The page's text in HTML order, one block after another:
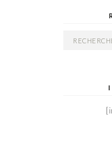
Rechercher :